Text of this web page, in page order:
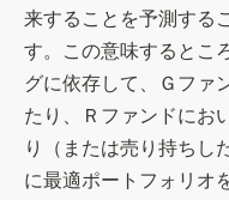
来することを予測する
す。この意味するとこ
グに依存して、Ｇファ
たり、Ｒファンドにお
り（または売り持ちし
に最適ポートフォリオ